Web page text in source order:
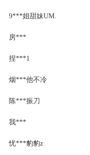
9***姐甜妹UM.
房***
捏***1
烟***他不冷
陈***振刀
我***
忧***豹豹z